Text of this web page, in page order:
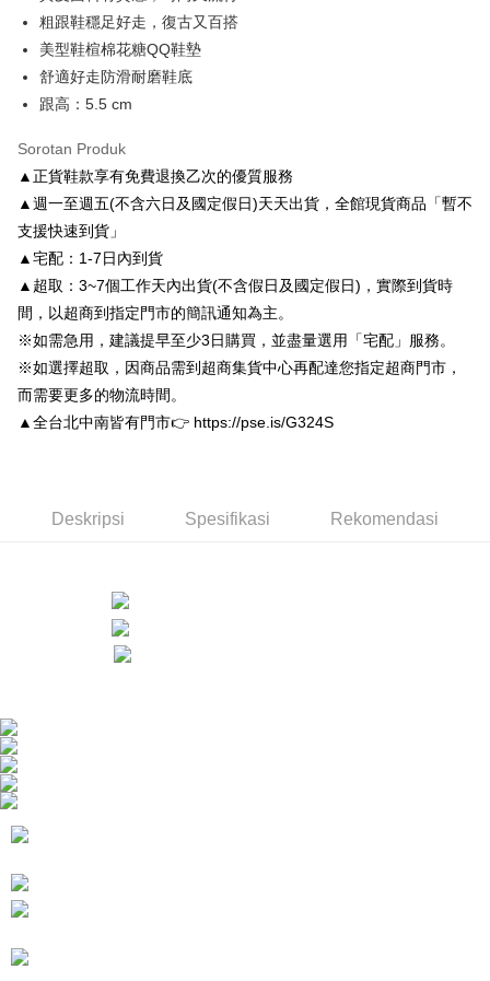
Bank
Bank
The Shanghai
Commercial & Savings
Bank
Bank Cathay United
Taiwan Business Bank
Bank
HSBC Bank (Taiwan)
Limited
Hwatai Bank
Union Bank of Taiwan
Yuanta Commercial Bank
Bank SinoPac
Bank Komersial E.SUN
DBS Bank
Bank Antarabangsa
Taishin
Bank CTBC
Syarikat Kad Kredit
Taiwan Cooperative Bank
Hua Nan Commercial Bank
The Shanghai Commercial &
Savings Bank
Taiwan Business Bank
Taichung Commercial Bank
HSBC Bank (Taiwan) Limited
Hwatai Bank
Union Bank of Taiwan
Far Eastern International Bank
Yuanta Commercial Bank
Bank Komersial E.SUN
Bank Antarabangsa Taishin
Bank CTBC
Syarikat Kad Kredit Rakuten
Taiwan
LINE Pay
Apple Pay
Google Pay
AFTEE
Deskripsi
Pertama, Mengenai Perkhidmatan AFTEE Beli Sekarang Bayar Kemudian
1. Dengan memilih AFTEE sebagai kaedah pembayaran, mesej
pengesahan AFTEE akan muncul.
2. Anda boleh meneruskan pembayaran selepas pengesahan SMS.
3. Tiada bayaran diperlukan apabila pesanan disahkan. Produk akan
dihantar ke alamat yang ditetapkan.
4. Setelah pesanan disahkan, anda akan menerima SMS pembayaran
manakala ahli aplikasi akan menerima pemberitahuan tolak aplikasi
dalam talian dengan SMS pembayaran atau pemberitahuan tolak aplikasi
AFTEE.
bagaimanapun, bagi mereka yang telah memuat turun Aplikasi AFTEE
dan mendaftar sebagai ahli AFTEE boleh menikmati tempoh pembayaran
sehingga 45 hari.
Tempoh pembayaran dikira dari masa kedai meminta pembayaran anda,
Kedua, Sekatan Pembayaran
NT$10,000. Amaun diperakui sebenar yang diluluskan akan berdasarkan
keputusan pensijilan dan semakan oleh AFTEE.
Pemindahan ATM
Pilihan Penghantaran
付款後全家取貨
NT$80/pesanan | Penghantaran percuma untuk pesanan
NT$80/pesanan | Penghantaran percuma untuk pesanan
NT$80/pesanan | Penghantaran percuma untuk pesanan
NT$3,000 atau lebih
粗跟鞋穩足好走，復古又百搭
美型鞋楦棉花糖QQ鞋墊
舒適好走防滑耐磨鞋底
跟高：5.5 cm
Sorotan Produk
▲正貨鞋款享有免費退換乙次的優質服務
▲週一至週五(不含六日及國定假日)天天出貨，全館現貨商品「暫不
支援快速到貨」
▲宅配：1-7日內到貨
▲超取：3~7個工作天內出貨(不含假日及國定假日)，實際到貨時
間，以超商到指定門市的簡訊通知為主。
※如需急用，建議提早至少3日購買，並盡量選用「宅配」服務。
※如選擇超取，因商品需到超商集貨中心再配達您指定超商門市，
而需要更多的物流時間。
▲全台北中南皆有門市👉 https://pse.is/G324S
Deskripsi Spesifikasi Rekomendasi